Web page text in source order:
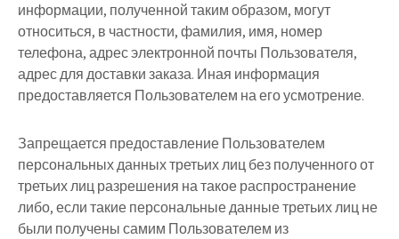
информации, полученной таким образом, могут
относиться, в частности, фамилия, имя, номер
телефона, адрес электронной почты Пользователя,
адрес для доставки заказа. Иная информация
предоставляется Пользователем на его усмотрение.
Запрещается предоставление Пользователем
персональных данных третьих лиц без полученного от
третьих лиц разрешения на такое распространение
либо, если такие персональные данные третьих лиц не
были получены самим Пользователем из